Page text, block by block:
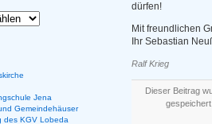
dürfen!
Mit freundlichen
Ihr Sebastian
Ralf Krieg
Dieser Beitrag
Jena
Gemeindehäuser
des KGV Lobeda